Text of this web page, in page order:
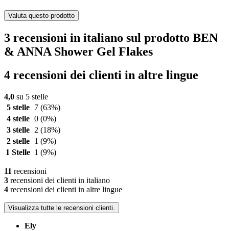
Valuta questo prodotto
3 recensioni in italiano sul prodotto BEN
& ANNA Shower Gel Flakes
4 recensioni dei clienti in altre lingue
4,0 su 5 stelle
5 stelle
7 (63%)
4 stelle 0 (0%)
3 stelle
2 (18%)
2 stelle
1 (9%)
1 Stelle 1 (9%)
11 recensioni
3 recensioni dei clienti in italiano
4 recensioni dei clienti in altre lingue
Visualizza tutte le recensioni clienti.
Ely